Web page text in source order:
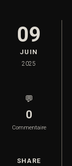
09
JUIN
2025
💬
0
Commentaire
SHARE